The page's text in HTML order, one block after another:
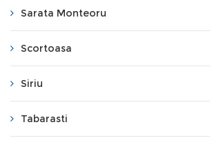
Sarata Monteoru
Scortoasa
Siriu
Tabarasti